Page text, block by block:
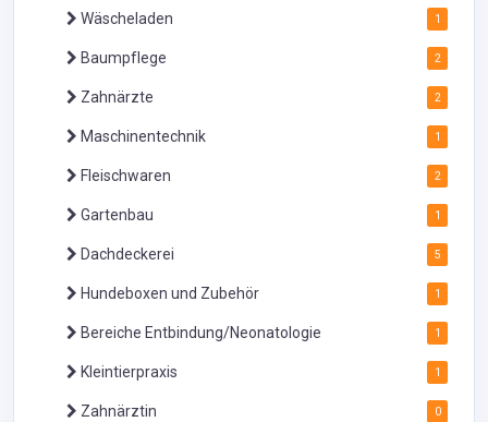
Wäscheladen 1
Baumpflege 2
Zahnärzte 2
Maschinentechnik 1
Fleischwaren 2
Gartenbau 1
Dachdeckerei 5
Hundeboxen und Zubehör 1
Bereiche Entbindung/Neonatologie 1
Kleintierpraxis 1
Zahnärztin 0